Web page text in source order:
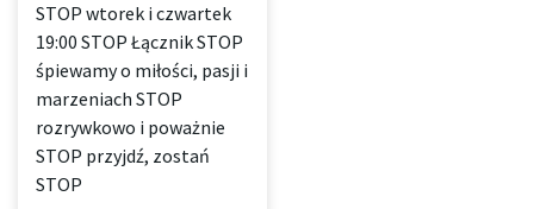
STOP wtorek i czwartek
19:00 STOP Łącznik STOP
śpiewamy o miłości, pasji i
marzeniach STOP
rozrywkowo i poważnie
STOP przyjdź, zostań
STOP